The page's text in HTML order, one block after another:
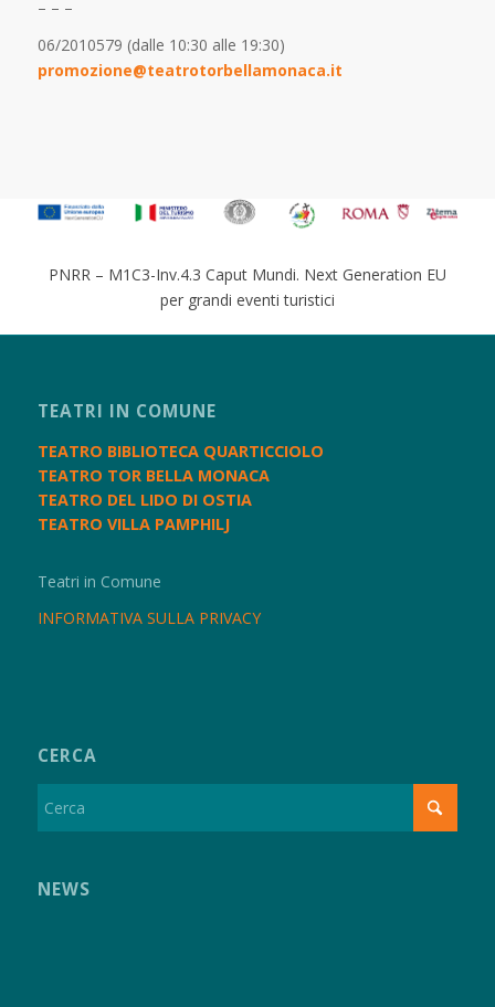
– – –
06/2010579 (dalle 10:30 alle 19:30)
promozione@teatrotorbellamonaca.it
PNRR – M1C3-Inv.4.3 Caput Mundi. Next Generation EU
per grandi eventi turistici
TEATRI IN COMUNE
TEATRO BIBLIOTECA QUARTICCIOLO
TEATRO TOR BELLA MONACA
TEATRO DEL LIDO DI OSTIA
TEATRO VILLA PAMPHILJ
Teatri in Comune
INFORMATIVA SULLA PRIVACY
CERCA
NEWS